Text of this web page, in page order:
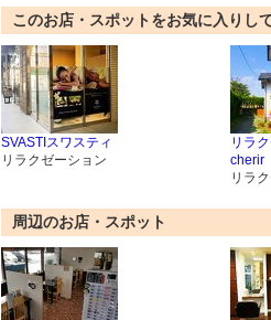
このお店・スポットをお気に入りし
SVASTIスワスティ
リラクゼーション
リラ
cherir
リラ
周辺のお店・スポット